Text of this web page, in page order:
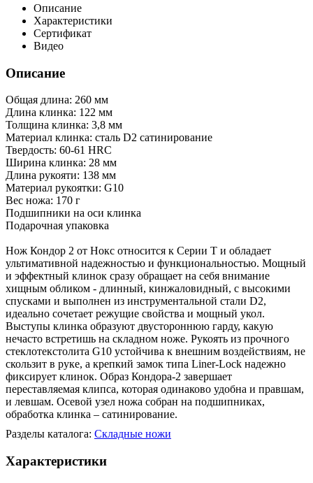
Описание
Характеристики
Сертификат
Видео
Описание
Общая длина: 260 мм
Длина клинка: 122 мм
Толщина клинка: 3,8 мм
Материал клинка: сталь D2 сатинирование
Твердость: 60-61 HRC
Ширина клинка: 28 мм
Длина рукояти: 138 мм
Материал рукоятки: G10
Вес ножа: 170 г
Подшипники на оси клинка
Подарочная упаковка
Нож Кондор 2 от Нокс относится к Серии Т и обладает
ультимативной надежностью и функциональностью. Мощный
и эффектный клинок сразу обращает на себя внимание
хищным обликом - длинный, кинжаловидный, с высокими
спусками и выполнен из инструментальной стали D2,
идеально сочетает режущие свойства и мощный укол.
Выступы клинка образуют двустороннюю гарду, какую
нечасто встретишь на складном ноже. Рукоять из прочного
стеклотекстолита G10 устойчива к внешним воздействиям, не
скользит в руке, а крепкий замок типа Liner-Lock надежно
фиксирует клинок. Образ Кондора-2 завершает
переставляемая клипса, которая одинаково удобна и правшам,
и левшам. Осевой узел ножа собран на подшипниках,
обработка клинка – сатинирование.
Разделы каталога: Складные ножи
Характеристики